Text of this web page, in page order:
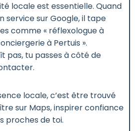
locale est essentielle. Quand
service sur Google, il tape
comme « réflexologue à
à Pertuis ».
pas, tu passes à côté de
locale, c’est être trouvé
sur Maps, inspirer confiance
proches de toi.